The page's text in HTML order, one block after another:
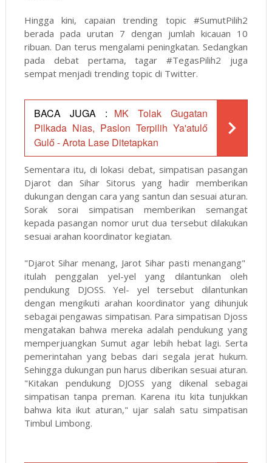
Hingga kini, capaian trending topic #SumutPilih2
berada pada urutan 7 dengan jumlah kicauan 10
ribuan. Dan terus mengalami peningkatan. Sedangkan
pada debat pertama, tagar #TegasPilih2 juga
sempat menjadi trending topic di Twitter.
BACA JUGA : MK Tolak Gugatan
Pilkada Nias, Paslon Terpilih Ya'atulő
Gulő - Arota Lase Ditetapkan
Sementara itu, di lokasi debat, simpatisan pasangan
Djarot dan Sihar Sitorus yang hadir memberikan
dukungan dengan cara yang santun dan sesuai aturan.
Sorak sorai simpatisan memberikan semangat
kepada pasangan nomor urut dua tersebut dilakukan
sesuai arahan koordinator kegiatan.
"Djarot Sihar menang, Jarot Sihar pasti menangang"
itulah penggalan yel-yel yang dilantunkan oleh
pendukung DJOSS. Yel- yel tersebut dilantunkan
dengan mengikuti arahan koordinator yang dihunjuk
sebagai pengawas simpatisan. Para simpatisan Djoss
mengatakan bahwa mereka adalah pendukung yang
memperjuangkan Sumut agar lebih hebat lagi. Serta
pemerintahan yang bebas dari segala jerat hukum.
Sehingga dukungan pun harus diberikan sesuai aturan.
"Kitakan pendukung DJOSS yang dikenal sebagai
simpatisan tanpa preman. Karena itu kita tunjukkan
bahwa kita ikut aturan," ujar salah satu simpatisan
Timbul Limbong.